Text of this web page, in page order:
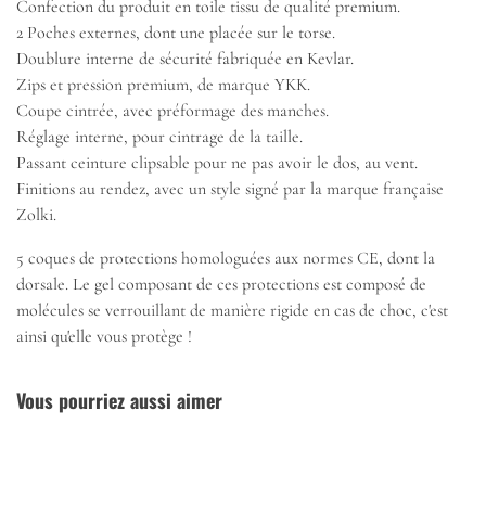
Confection du produit en toile tissu de qualité premium.
2 Poches externes, dont une placée sur le torse.
Doublure interne de sécurité fabriquée en Kevlar.
Zips et pression premium, de marque YKK.
Coupe cintrée, avec préformage des manches.
Réglage interne, pour cintrage de la taille.
Passant ceinture clipsable pour ne pas avoir le dos, au vent.
Finitions au rendez, avec un style signé par la marque française
Zolki.
5 coques de protections homologuées aux normes CE, dont la
dorsale. Le gel composant de ces protections est composé de
molécules se verrouillant de manière rigide en cas de choc, c'est
ainsi qu'elle vous protège !
Vous pourriez aussi aimer